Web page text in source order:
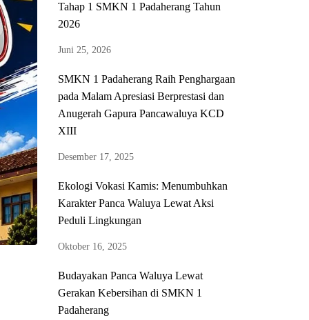
Tahap 1 SMKN 1 Padaherang Tahun
2026
Juni 25, 2026
SMKN 1 Padaherang Raih Penghargaan
pada Malam Apresiasi Berprestasi dan
Anugerah Gapura Pancawaluya KCD
XIII
Desember 17, 2025
Ekologi Vokasi Kamis: Menumbuhkan
Karakter Panca Waluya Lewat Aksi
Peduli Lingkungan
Oktober 16, 2025
Budayakan Panca Waluya Lewat
Gerakan Kebersihan di SMKN 1
Padaherang